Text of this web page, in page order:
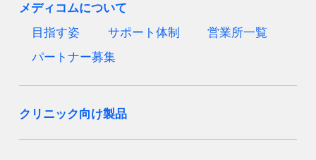
メディコムについて
目指す姿
サポート体制
営業所一覧
パートナー募集
クリニック向け製品